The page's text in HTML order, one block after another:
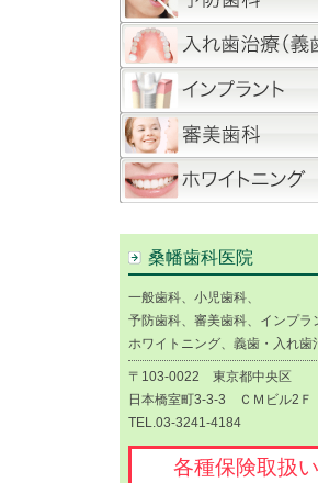
桑幡歯科医院
一般歯科、小児歯科、
予防歯科、審美歯科、インプラ
ホワイトニング、義歯・入れ歯
〒103-0022 東京都中央区
日本橋室町3-3-3 ＣＭビル2Ｆ
TEL.03-3241-4184
各種保険取扱い